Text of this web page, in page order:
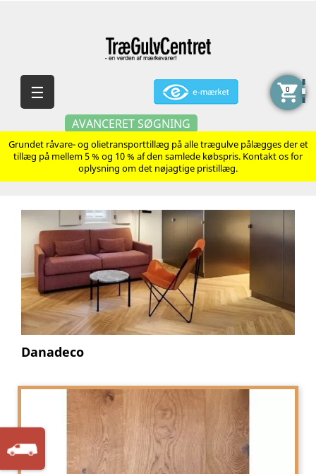
AVANCERET SØGNING
shopping_cart
0
Skift
navigation
☰
Grundet råvare- og olietransporttillæg på alle trægulve pålægges der et
tillæg på mellem 5 % og 10 % af den samlede købspris. Kontakt os for
oplysning om det nøjagtige pristillæg.
Danadeco